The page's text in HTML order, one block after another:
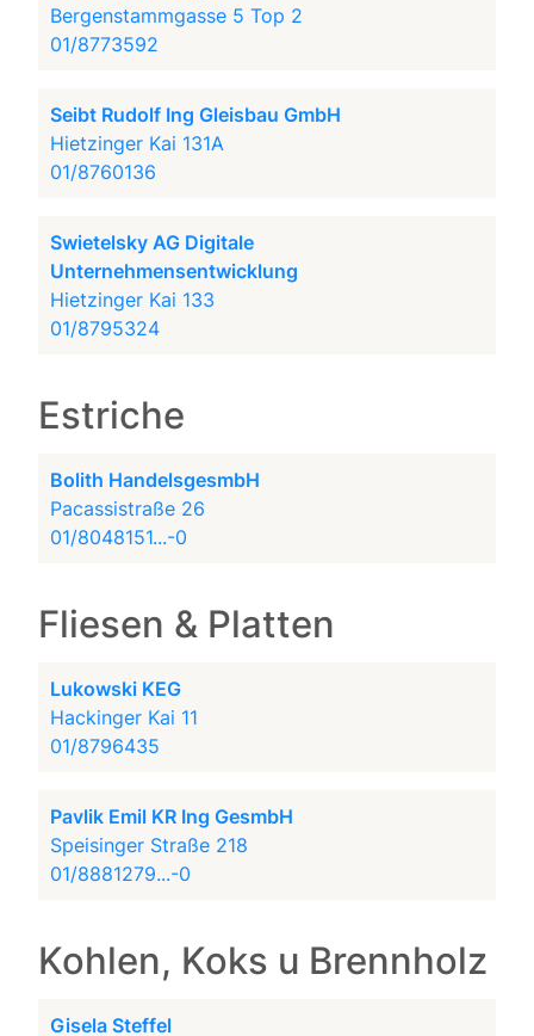
Bergenstammgasse 5 Top 2
01/8773592
Seibt Rudolf Ing Gleisbau GmbH
Hietzinger Kai 131A
01/8760136
Swietelsky AG Digitale
Unternehmensentwicklung
Hietzinger Kai 133
01/8795324
Estriche
Bolith HandelsgesmbH
Pacassistraße 26
01/8048151...-0
Fliesen & Platten
Lukowski KEG
Hackinger Kai 11
01/8796435
Pavlik Emil KR Ing GesmbH
Speisinger Straße 218
01/8881279...-0
Kohlen, Koks u Brennholz
Gisela Steffel